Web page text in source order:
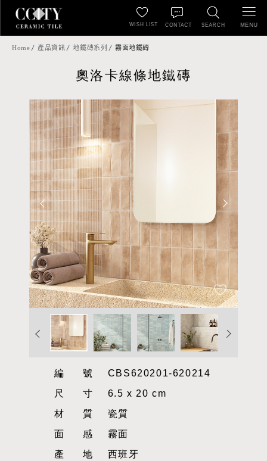
SEARCH
WISH LIST CONTACT MENU
Home 產品資訊 地鐵磚系列 霧面地鐵磚
奧洛卡線條地鐵磚
編號CBS620201-620214
尺寸6.5 x 20 cm
材質瓷質
面感霧面
產地西班牙